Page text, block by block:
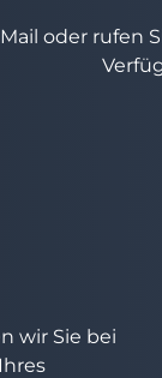
oder
wir Sie bei